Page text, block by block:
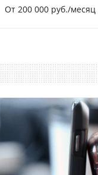
От 200 000 руб./месяц